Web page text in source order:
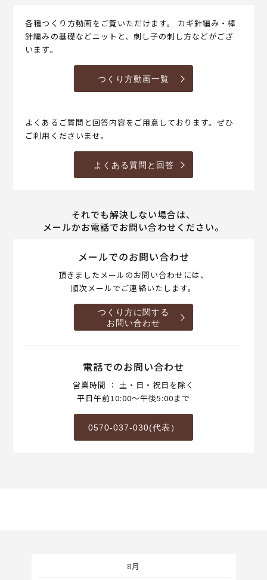
各種つくり方動画をご覧いただけます。 カギ針編み・棒
針編みの基礎などニットと、刺し子の刺し方などがござ
います。
つくり方動画一覧
よくあるご質問と回答内容をご用意しております。ぜひ
ご利用くださいませ。
よくある質問と回答
それでも解決しない場合は、
メールかお電話でお問い合わせください。
メールでのお問い合わせ
頂きましたメールのお問い合わせには、
順次メールでご連絡いたします。
つくり方に関する
お問い合わせ
電話でのお問い合わせ
営業時間 ： 土・日・祝日を除く
平日午前10:00～午後5:00まで
0570-037-030(代表）
8月